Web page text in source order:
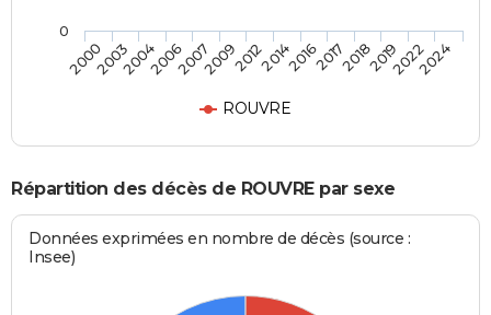
ROUVRE
20002003200420062007200920122014201620172018201920222024
0
Répartition des décès de ROUVRE par sexe
Données exprimées en nombre de décès (source :
Insee)